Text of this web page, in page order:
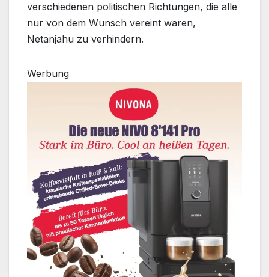
verschiedenen politischen Richtungen, die alle
nur von dem Wunsch vereint waren,
Netanjahu zu verhindern.
Werbung